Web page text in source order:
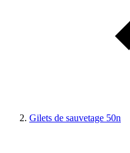
Gilets de sauvetage 50n